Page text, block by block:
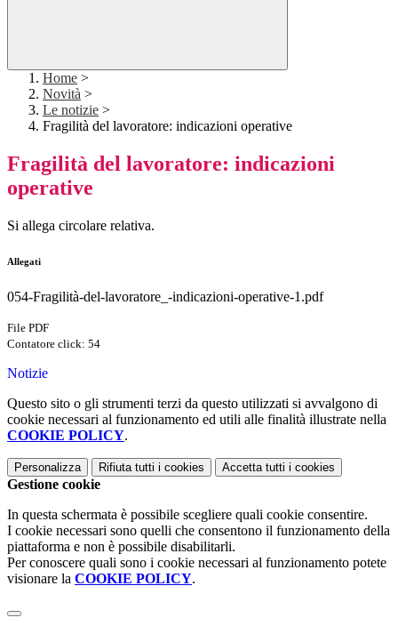
Home >
Novità >
Le notizie >
Fragilità del lavoratore: indicazioni operative
Fragilità del lavoratore: indicazioni
operative
Si allega circolare relativa.
Allegati
054-Fragilità-del-lavoratore_-indicazioni-operative-1.pdf
File PDF
Contatore click: 54
Notizie
Questo sito o gli strumenti terzi da questo utilizzati si avvalgono di
cookie necessari al funzionamento ed utili alle finalità illustrate nella
COOKIE POLICY.
Personalizza Rifiuta tutti i cookies Accetta tutti i cookies
Gestione cookie
In questa schermata è possibile scegliere quali cookie consentire.
I cookie necessari sono quelli che consentono il funzionamento della
piattaforma e non è possibile disabilitarli.
Per conoscere quali sono i cookie necessari al funzionamento potete
visionare la COOKIE POLICY.